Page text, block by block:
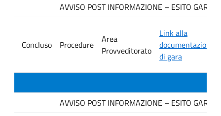
AVVISO POST INFORMAZIONE – ESITO GARA
Concluso Procedure
Area
Provveditorato
Link alla
documentazione
di gara
AVVISO POST INFORMAZIONE – ESITO GARA